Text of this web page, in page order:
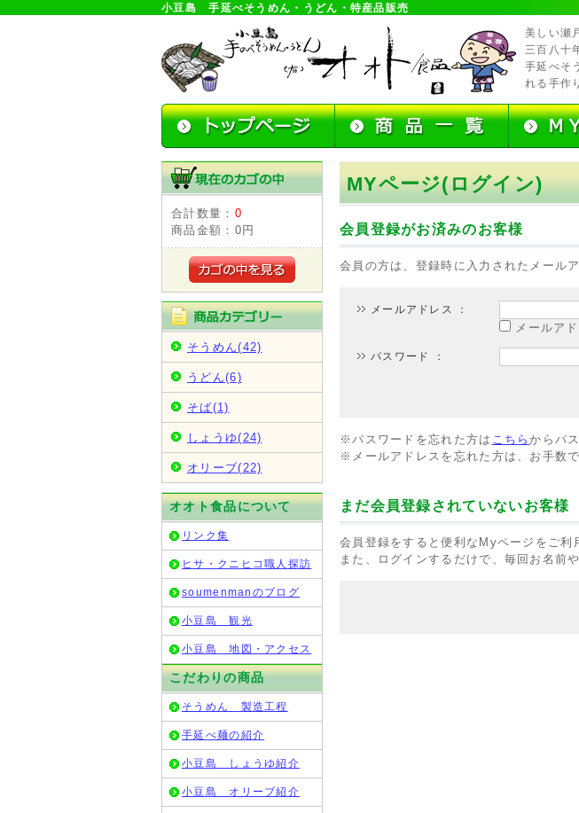
小豆島 手延べそうめん・うどん・特産品販売
美しい瀬
三百八十
手延べそ
れる手作
合計数量： 0
商品金額： 0円
そうめん(42)
うどん(6)
そば(1)
しょうゆ(24)
オリーブ(22)
オオト食品について
リンク集
ヒサ・クニヒコ職人探訪
soumenmanのブログ
小豆島 観光
小豆島 地図・アクセス
こだわりの商品
そうめん 製造工程
手延べ麺の紹介
小豆島 しょうゆ紹介
小豆島 オリーブ紹介
MYページ(ログイン)
会員登録がお済みのお客様
会員の方は、登録時に入力されたメール
メールアドレス ：
メールア
パスワード ：
※パスワードを忘れた方は こちらからパ
※メールアドレスを忘れた方は、お手数で
まだ会員登録されていないお客様
会員登録をすると便利なMyページをご利
また、ログインするだけで、毎回お名前